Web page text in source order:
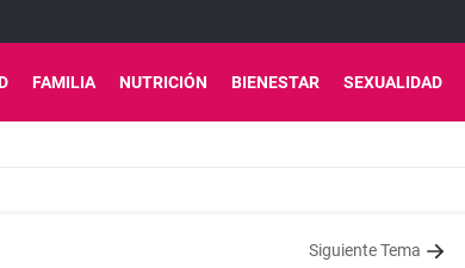
FAMILIA NUTRICIÓN BIENESTAR SEXUALIDAD
Siguiente Tema